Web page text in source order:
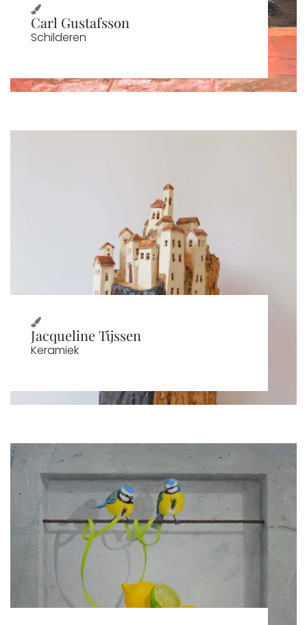
Carl Gustafsson
Schilderen
Jacqueline Tijssen
Keramiek